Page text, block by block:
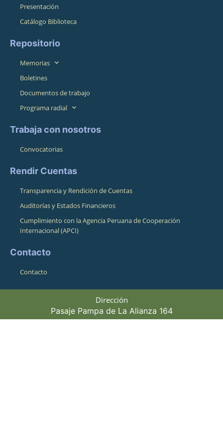
Presentación
Catálogo Biblioteca
Repositorio
Memorias
Boletines
Documentos de trabajo
Programa radial
Trabaja con nosotros
Convocatorias
Rendir Cuentas
Transparencia y Rendición de Cuentas
Auditorías y Estados Financieros
Cumplimiento con la Agencia Peruana de Cooperación
Internacional (APCI)
Contacto
Contacto
Dirección
Pasaje Pampa de La Alianza 164